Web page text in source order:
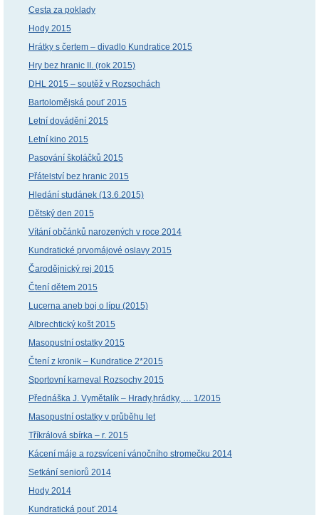
Cesta za poklady
Hody 2015
Hrátky s čertem – divadlo Kundratice 2015
Hry bez hranic II. (rok 2015)
DHL 2015 – soutěž v Rozsochách
Bartolomějská pouť 2015
Letní dovádění 2015
Letní kino 2015
Pasování školáčků 2015
Přátelství bez hranic 2015
Hledání studánek (13.6.2015)
Dětský den 2015
Vítání občánků narozených v roce 2014
Kundratické prvomájové oslavy 2015
Čarodějnický rej 2015
Čtení dětem 2015
Lucerna aneb boj o lípu (2015)
Albrechtický košt 2015
Masopustní ostatky 2015
Čtení z kronik – Kundratice 2*2015
Sportovní karneval Rozsochy 2015
Přednáška J. Vymětalík – Hrady,hrádky, … 1/2015
Masopustní ostatky v průběhu let
Tříkrálová sbírka – r. 2015
Kácení máje a rozsvícení vánočního stromečku 2014
Setkání seniorů 2014
Hody 2014
Kundratická pouť 2014